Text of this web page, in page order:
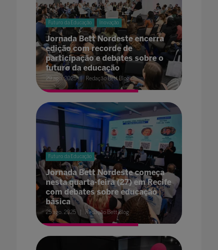
Futuro da Educação Inovação
Jornada Bett Nordeste encerra
edição com recorde de
participação e debates sobre o
futuro da educação
29 ago. 2025 Redação Bett Blog
Futuro da Educação
Jornada Bett Nordeste começa
nesta quarta-feira (27) em Recife
com debates sobre educação
básica
25 ago. 2025 Redação Bett Blog